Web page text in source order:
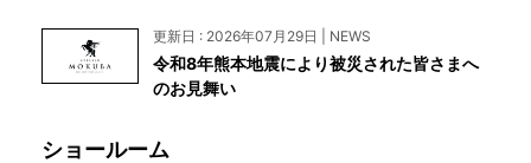
更新日 : 2026年07月29日 | NEWS
令和8年熊本地震により被災された皆さまへ
のお見舞い
ショールーム